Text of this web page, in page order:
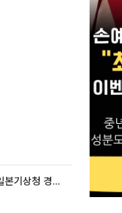
태풍 '돌핀' 오키나와 접근…일본기상청 경로 업데이트